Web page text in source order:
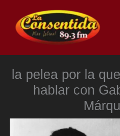
contenido
la pelea por la
hablar con